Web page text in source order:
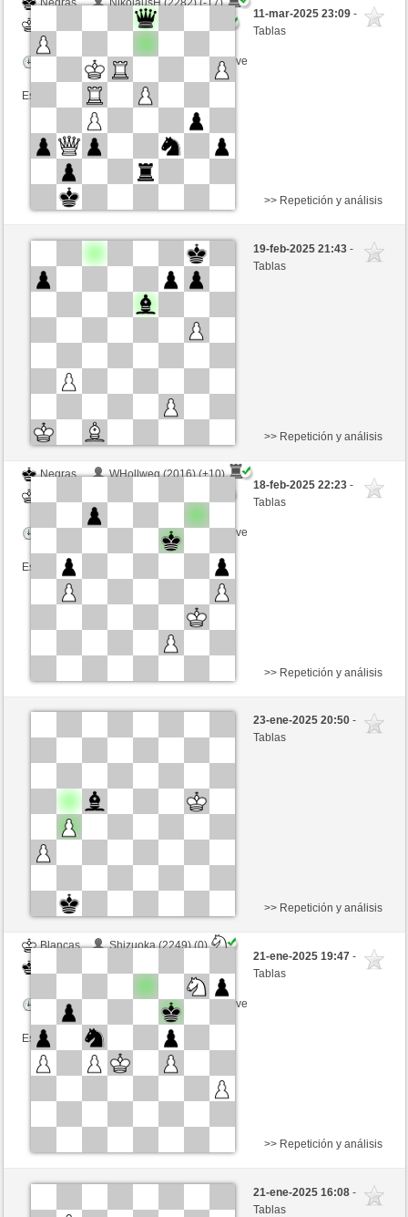
Negras
NikolausH (2282) (-17)
GLinos (2257) (+17)
Tiempo: 2 minutes/side + 0 seconds/move
Esta partida es por puntos
11-mar-2025 23:09-
Tablas
Blancas
Trudeliese (2380) (-6)
GLinos (2251) (+6)
Tiempo: 2 minutes/side + 3 seconds/move
>> Repetición y análisis
19-feb-2025 21:43-
Tablas
Negras
WHollweg (2016) (+10)
Tiempo: 2 minutes/side + 4 seconds/move
Esta partida es por puntos
>> Repetición y análisis
18-feb-2025 22:23-
Tablas
Negras
Trudeliese (2405) (-7)
Esta partida es por puntos
>> Repetición y análisis
23-ene-2025 20:50-
Tablas
Blancas
Shizuoka (2249) (0)
Tiempo: 3 minutes/side + 4 seconds/move
Esta partida es por puntos
>> Repetición y análisis
21-ene-2025 19:47-
Tablas
Negras
Kazan (2144) (+5)
>> Repetición y análisis
21-ene-2025 16:08-
Tablas